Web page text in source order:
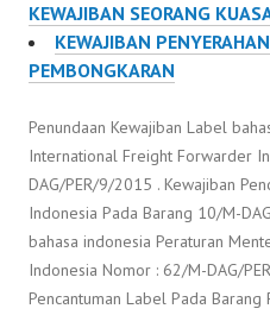
KEWAJIBAN SEORANG
KEWAJIBAN
PEMBONGKARAN
Penundaan Kewajiban Label
International Freight Forwarder
DAG/PER/9/2015 . Kewajiban
Indonesia Pada Barang 10/M-
bahasa indonesia Peraturan
Indonesia Nomor : 62/M-DAG/
Pencantuman Label Pada